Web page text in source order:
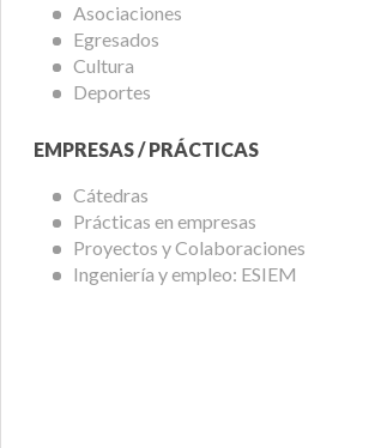
Asociaciones
Egresados
Cultura
Deportes
EMPRESAS / PRÁCTICAS
Cátedras
Prácticas en empresas
Proyectos y Colaboraciones
Ingeniería y empleo: ESIEM